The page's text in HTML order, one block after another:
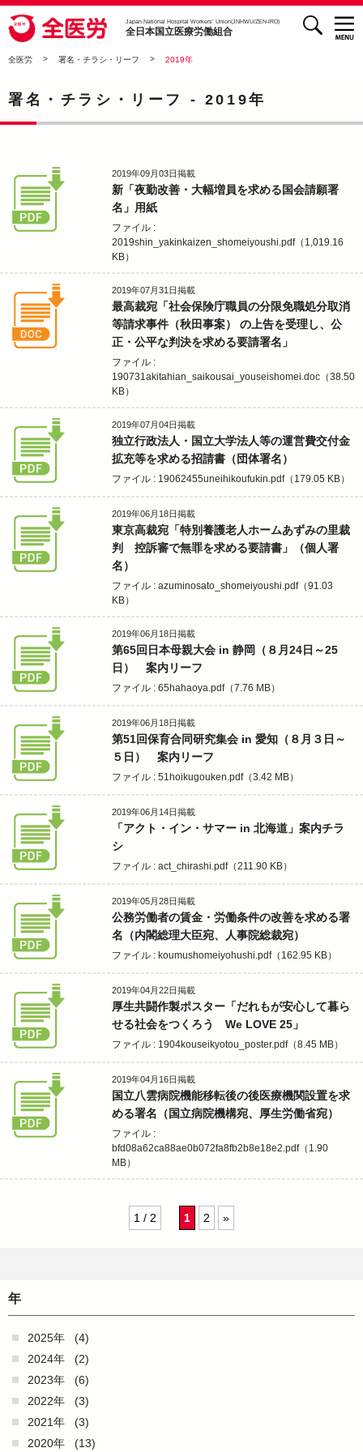
全医労 - 全日本国立医療労働組合 -
Japan National Hospital Workers’ Union(JNHWU/ZEN-IRO)
全日本国立医療労働組合
検索
全医労 > 署名・チラシ・リーフ > 2019年
署名・チラシ・リーフ - 2019年
2019年09月03日掲載
新「夜勤改善・大幅増員を求める国会請願署
名」用紙
ファイル :
2019shin_yakinkaizen_shomeiyoushi.pdf（1,019.16
KB）
2019年07月31日掲載
最高裁宛「社会保険庁職員の分限免職処分取消
等請求事件（秋田事案） の上告を受理し、公
正・公平な判決を求める要請署名」
ファイル :
190731akitahian_saikousai_youseishomei.doc（38.50
KB）
2019年07月04日掲載
独立行政法人・国立大学法人等の運営費交付金
拡充等を求める招請書（団体署名）
ファイル : 19062455uneihikoufukin.pdf（179.05 KB）
2019年06月18日掲載
東京高裁宛「特別養護老人ホームあずみの里裁
判 控訴審で無罪を求める要請書」（個人署
名）
ファイル : azuminosato_shomeiyoushi.pdf（91.03
KB）
2019年06月18日掲載
第65回日本母親大会 in 静岡（８月24日～25
日） 案内リーフ
ファイル : 65hahaoya.pdf（7.76 MB）
2019年06月18日掲載
第51回保育合同研究集会 in 愛知（８月３日～
５日） 案内リーフ
ファイル : 51hoikugouken.pdf（3.42 MB）
2019年06月14日掲載
「アクト・イン・サマー in 北海道」案内チラ
シ
ファイル : act_chirashi.pdf（211.90 KB）
2019年05月28日掲載
公務労働者の賃金・労働条件の改善を求める署
名（内閣総理大臣宛、人事院総裁宛）
ファイル : koumushomeiyohushi.pdf（162.95 KB）
2019年04月22日掲載
厚生共闘作製ポスター「だれもが安心して暮ら
せる社会をつくろう We LOVE 25」
ファイル : 1904kouseikyotou_poster.pdf（8.45 MB）
2019年04月16日掲載
国立八雲病院機能移転後の後医療機関設置を求
める署名（国立病院機構宛、厚生労働省宛）
ファイル :
bfd08a62ca88ae0b072fa8fb2b8e18e2.pdf（1.90
MB）
1 / 2 1 2 »
年
2025年
(4)
2024年
(2)
2023年
(6)
2022年
(3)
2021年
(3)
2020年
(13)